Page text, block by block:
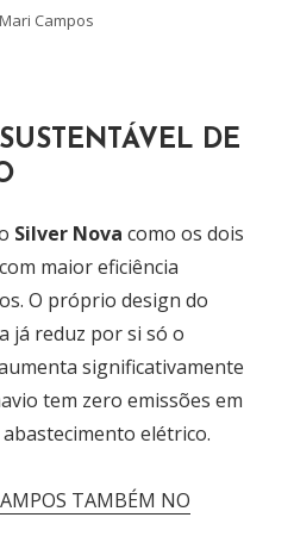
Campos
DE
Silver Nova como os dois
maior eficiência
O próprio design do
já reduz por si só o
significativamente
tem zero emissões em
elétrico.
TAMBÉM NO